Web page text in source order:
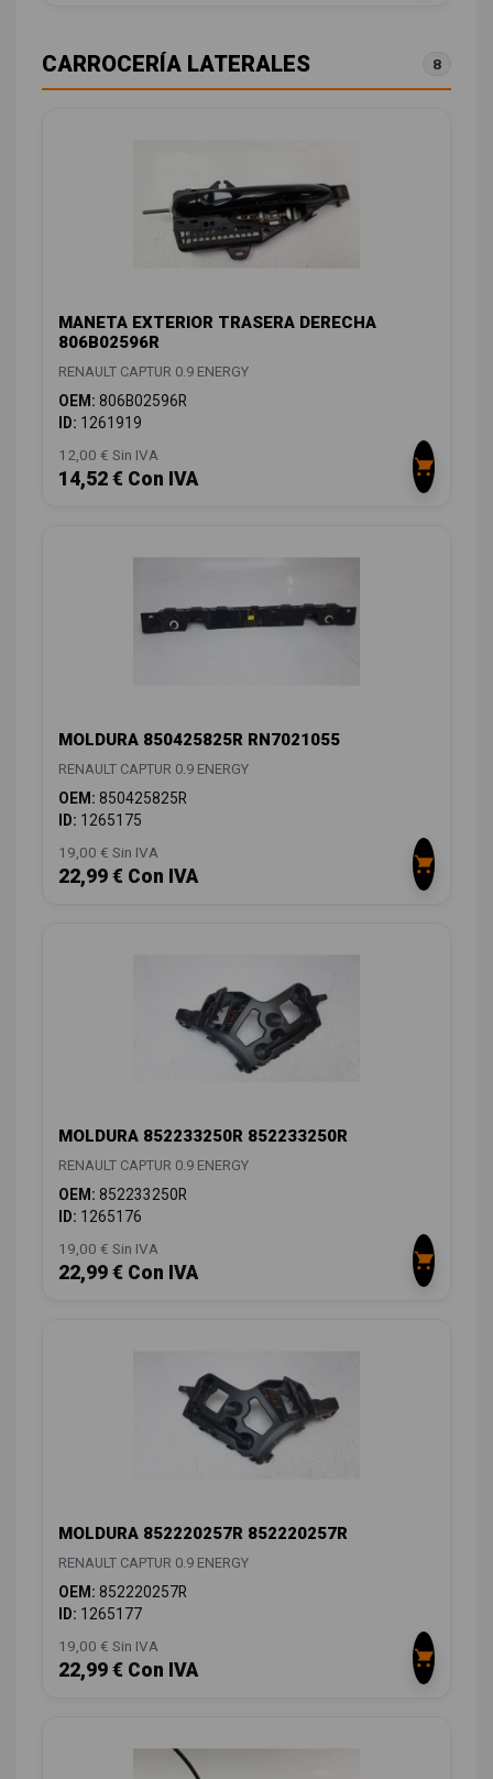
CARROCERÍA LATERALES 8
MANETA EXTERIOR TRASERA DERECHA
806B02596R
RENAULT CAPTUR 0.9 ENERGY
OEM: 806B02596R
ID: 1261919
12,00 € Sin IVA
14,52 € Con IVA
MOLDURA 850425825R RN7021055
RENAULT CAPTUR 0.9 ENERGY
OEM: 850425825R
ID: 1265175
19,00 € Sin IVA
22,99 € Con IVA
MOLDURA 852233250R 852233250R
RENAULT CAPTUR 0.9 ENERGY
OEM: 852233250R
ID: 1265176
19,00 € Sin IVA
22,99 € Con IVA
MOLDURA 852220257R 852220257R
RENAULT CAPTUR 0.9 ENERGY
OEM: 852220257R
ID: 1265177
19,00 € Sin IVA
22,99 € Con IVA